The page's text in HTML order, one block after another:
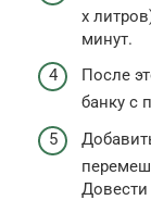
х
минут.
После
банку с
Довести